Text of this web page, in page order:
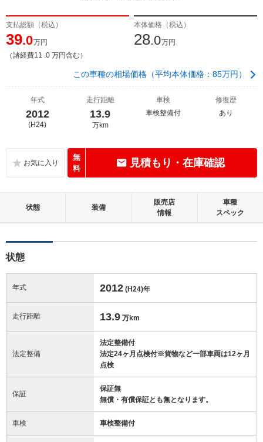
支払総額（税込）
39.0万円
（諸経費11 .0 万円含む）
本体価格（税込）
28.0万円
この車種の相場価格（平均本体価格：85万円）
年式
2012
(H24)
走行距離
13.9
万km
車検
車検整備付
修復歴
あり
無
料
見積もり・在庫確認
状態 装備
販売店
情報
車種
スペック
状態
年式 2012 (H24)年
走行距離 13.9 万km
法定整備
法定整備付
法定24ヶ月点検付※貨物など一部車両は12ヶ月
点検
保証
保証無
無償・有償保証とも無となります。
車検 車検整備付